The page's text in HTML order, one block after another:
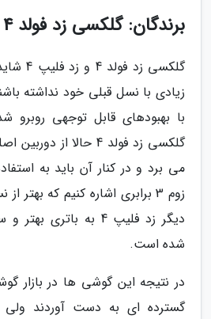
برندگان: گلکسی زد فولد 4 و زد فلیپ 4
گلکسی
زیادی با نسل قبلی خود نداشته
با بهبودهای قابل توجهی روبرو
می برد و در کنار آن باید به
زوم 3 برابری اشاره کنیم که
دیگر زد فلیپ 4 به
شده است.
در نتیجه این گوشی ها در بازار
گسترده ای به دست آوردند